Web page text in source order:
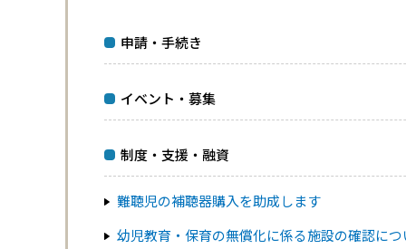
申請・手続き
イベント・募集
制度・支援・融資
難聴児の補聴器購入を助成します
幼児教育・保育の無償化に係る施設の確認につ